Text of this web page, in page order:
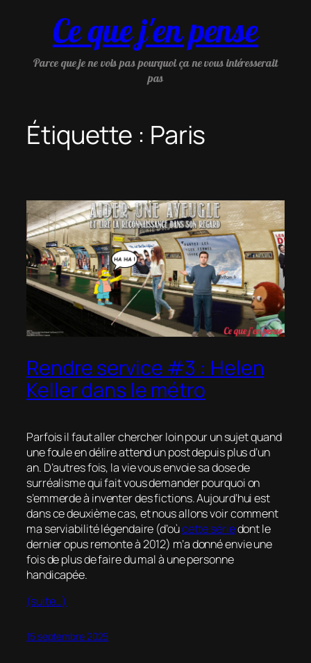
contenuCe que j'en pense
Parce que je ne vois pas pourquoi ça ne vous intéresserait
pas
Étiquette : Paris
Rendre service #3 : Helen
Keller dans le métro
Parfois il faut aller chercher loin pour un sujet quand
une foule en délire attend un post depuis plus d’un
an. D’autres fois, la vie vous envoie sa dose de
surréalisme qui fait vous demander pourquoi on
s’emmerde à inventer des fictions. Aujourd’hui est
dans ce deuxième cas, et nous allons voir comment
ma serviabilité légendaire (d’oùcette sériedont le
dernier opus remonte à 2012) m’a donné envie une
fois de plus de faire du mal à une personne
handicapée.
(suite…)
15 septembre 2025